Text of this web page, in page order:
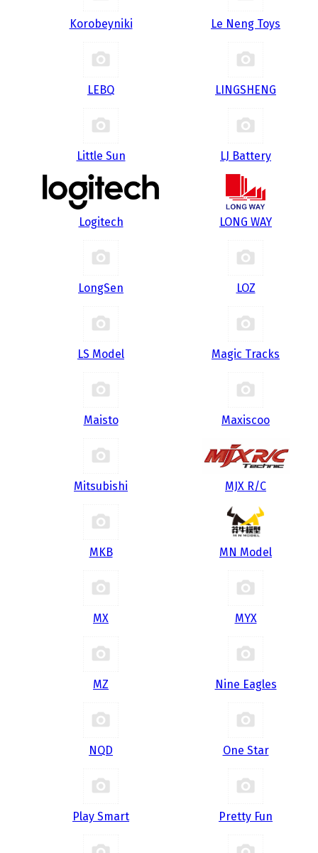
Korobeyniki Le Neng Toys
LEBQ LINGSHENG
Little Sun LJ Battery
Logitech LONG WAY
LongSen LOZ
LS Model Magic Tracks
Maisto Maxiscoo
Mitsubishi MJX R/C
MKB MN Model
MX MYX
MZ Nine Eagles
NQD One Star
Play Smart Pretty Fun